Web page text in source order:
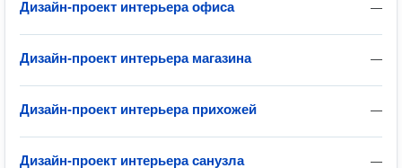
—
Дизайн-проект интерьера офиса
—
Дизайн-проект интерьера магазина
—
Дизайн-проект интерьера прихожей
—
Дизайн-проект интерьера санузла